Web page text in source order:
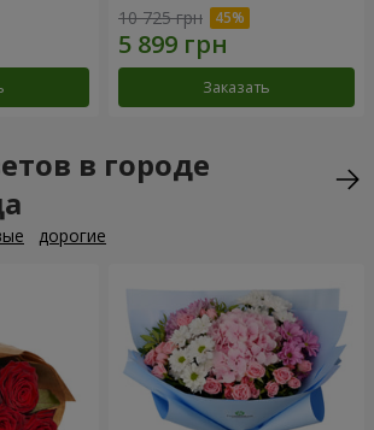
10 725 грн
Заказать
в городе
дорогие